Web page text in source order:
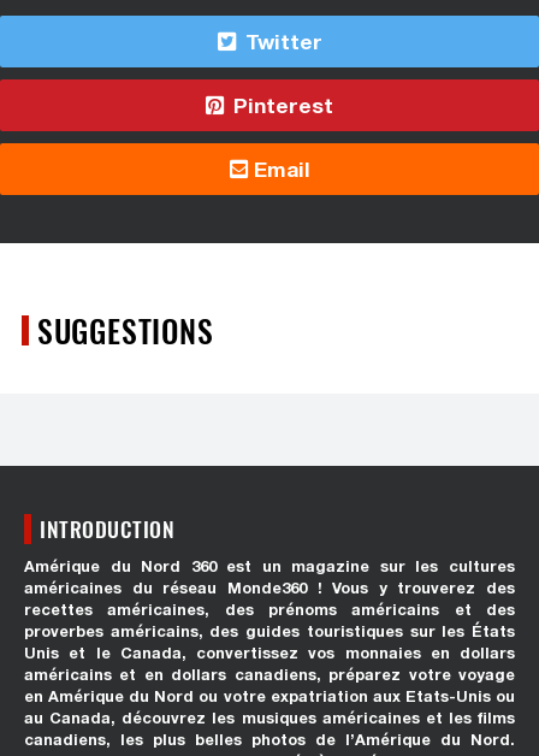
Twitter
Pinterest
Email
SUGGESTIONS
INTRODUCTION
Amérique du Nord 360 est un magazine sur les cultures
américaines du réseau Monde360 ! Vous y trouverez des
recettes américaines, des prénoms américains et des
proverbes américains, des guides touristiques sur les États
Unis et le Canada, convertissez vos monnaies en dollars
américains et en dollars canadiens, préparez votre voyage
en Amérique du Nord ou votre expatriation aux Etats-Unis ou
au Canada, découvrez les musiques américaines et les films
canadiens, les plus belles photos de l’Amérique du Nord.